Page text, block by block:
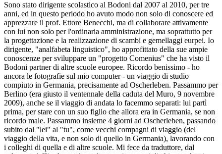
Sono stato dirigente scolastico al Bodoni dal 2007 al 2010, per tre
anni, ed in questo periodo ho avuto modo non solo di conoscere ed
apprezzare il prof. Ettore Benecchi, ma di collaborare attivamente
con lui non solo per l'ordinaria amministrazione, ma soprattutto per
la progettazione e la realizzazione di scambi e gemellaggi eurpei. Io
dirigente, "analfabeta linguistico", ho approfittato della sue ampie
conoscenze per sviluppare un "progetto Comenius" che ha visto il
Bodoni partner di altre scuole europee. Ricordo benissimo - ho
ancora le fotografie sul mio computer - un viaggio di studio
compiuto in Germania, precisamente ad Oscherleben. Passammo per
Berlino (era giusto il ventennale della caduta del Muro, 9 novembre
2009), anche se il viaggio di andata lo facemmo separati: lui partì
prima, per stare con un suo figlio che allora era in Germania, se non
ricordo male. Passammo insieme 4 giorni ad Oscherleben, passando
subito dal "lei" al "tu", come vecchi compagni di viaggio (del
viaggio della vita, e non solo di quello in Germania), lavorando con
i colleghi di quella e di altre scuole. Mi fece da traduttore, dal